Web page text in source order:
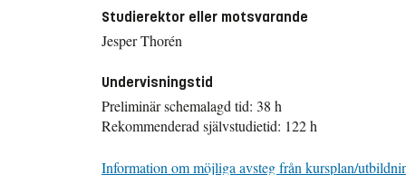
Studierektor eller motsvarande
Jesper Thorén
Undervisningstid
Preliminär schemalagd tid: 38 h
Rekommenderad självstudietid: 122 h
Information om möjliga avsteg från kursplan/